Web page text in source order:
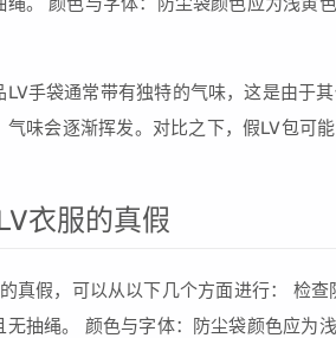
LV手袋通常带有独特的气味，这是由于
气味会逐渐挥发。对比之下，假LV包可
衣服的真假
真假，可以从以下几个方面进行： 检
抽绳。 颜色与字体：防尘袋颜色应为